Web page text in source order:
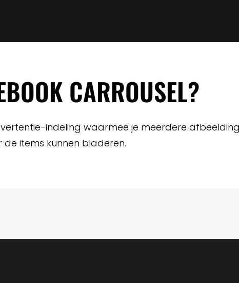
CARROUSEL?
indeling waarmee je meerdere
items kunnen bladeren.